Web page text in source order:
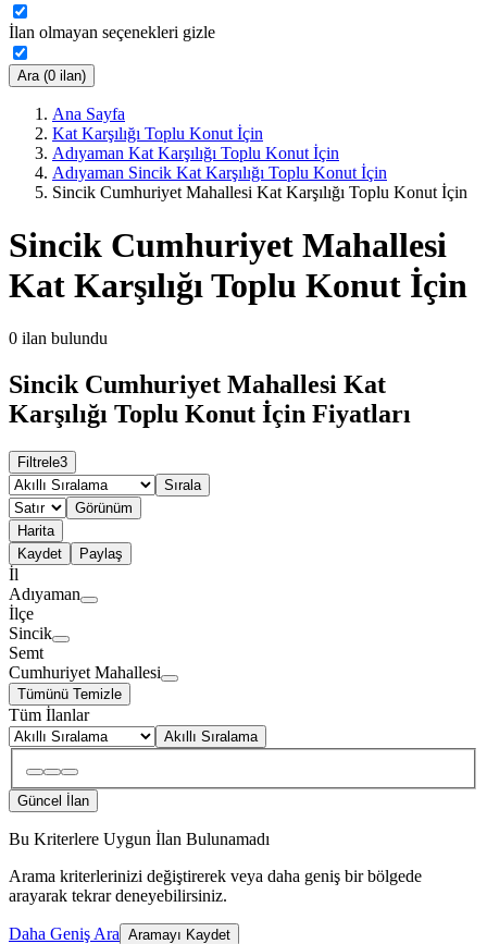
İlan olmayan seçenekleri gizle
Ara (0 ilan)
Ana Sayfa
Kat Karşılığı Toplu Konut İçin
Adıyaman Kat Karşılığı Toplu Konut İçin
Adıyaman Sincik Kat Karşılığı Toplu Konut İçin
Sincik Cumhuriyet Mahallesi Kat Karşılığı Toplu Konut İçin
Sincik Cumhuriyet Mahallesi
Kat Karşılığı Toplu Konut İçin
0 ilan bulundu
Sincik Cumhuriyet Mahallesi Kat
Karşılığı Toplu Konut İçin Fiyatları
Filtrele3
Sırala
Görünüm
Harita
Kaydet
Paylaş
İl
Adıyaman
İlçe
Sincik
Semt
Cumhuriyet Mahallesi
Tümünü Temizle
Tüm İlanlar
Akıllı Sıralama
Güncel İlan
Bu Kriterlere Uygun İlan Bulunamadı
Arama kriterlerinizi değiştirerek veya daha geniş bir bölgede
arayarak tekrar deneyebilirsiniz.
Daha Geniş Ara Aramayı Kaydet